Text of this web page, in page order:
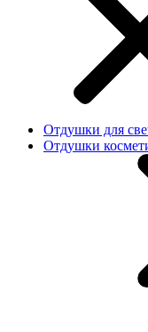
Отдушки для
Отдушки